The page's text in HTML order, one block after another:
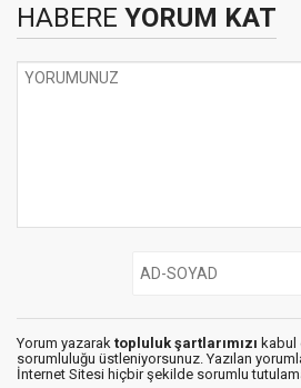
HABERE YORUM KAT
Yorum yazarak topluluk şartlarımızı kabul
sorumluluğu üstleniyorsunuz. Yazılan
İnternet Sitesi hiçbir şekilde sorumlu